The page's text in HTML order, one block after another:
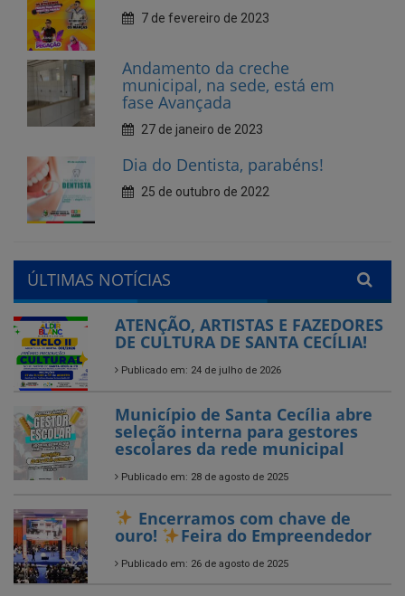
fase Avançada
Dia do Dentista, parabéns!
25 de outubro de 2022
ÚLTIMAS NOTÍCIAS
DE CULTURA DE SANTA CECÍLIA!
Município de Santa Cecília abre
seleção interna para gestores
escolares da rede municipal
Encerramos com chave de
ouro!
Feira do Empreendedor
Publicado em: 26 de agosto de 2025
Encerrado o Campeonato
Municipal de Futebol – Série B
2025 em Santa Cecília-PB